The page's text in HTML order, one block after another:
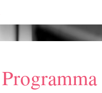
Programma